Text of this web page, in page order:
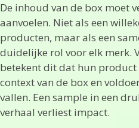
De inhoud van de box moet
aanvoelen. Niet als een
producten, maar als een
duidelijke rol voor elk merk.
betekent dit dat hun product
context van de box en
vallen. Een sample in een
verhaal verliest impact.